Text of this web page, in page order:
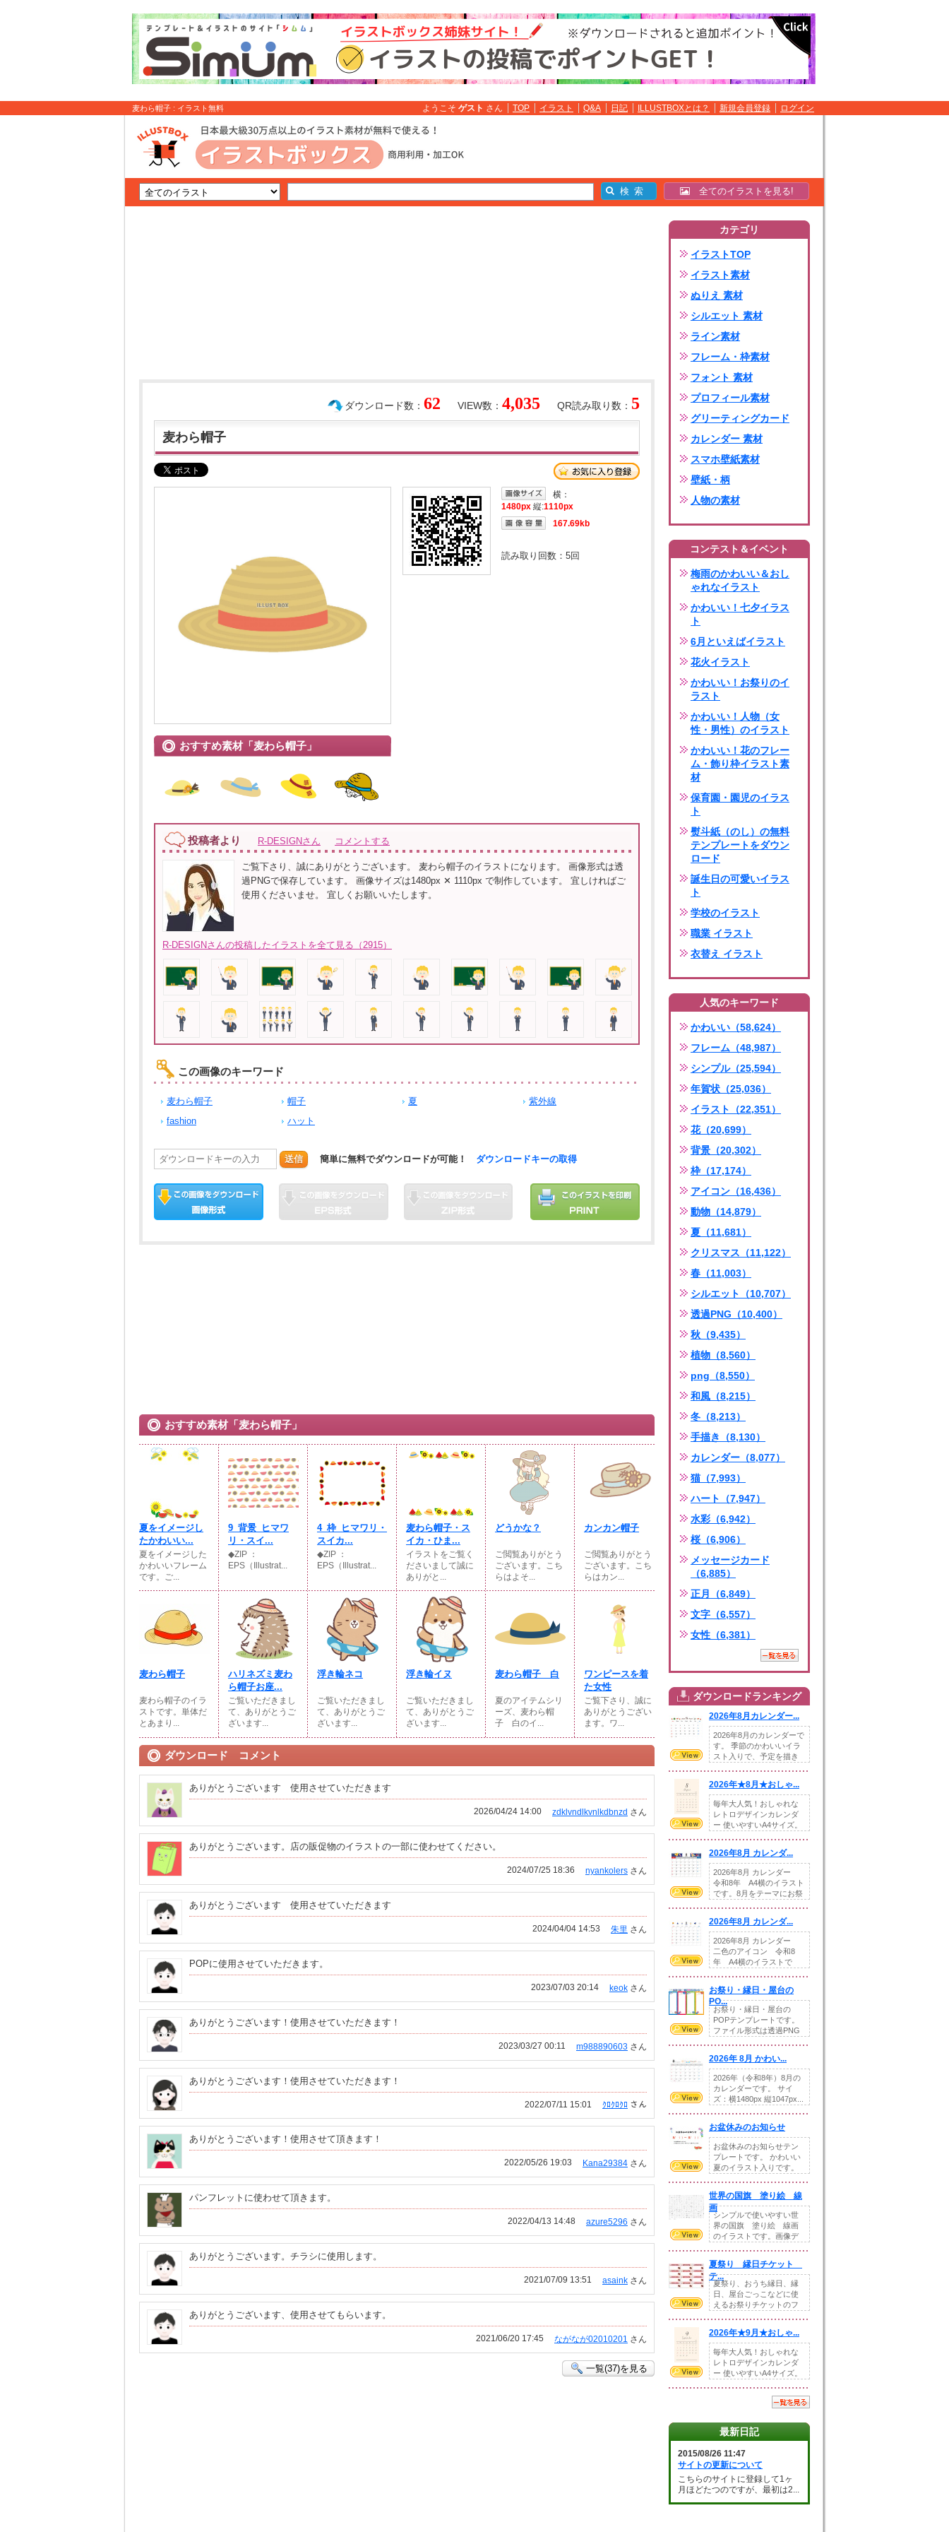
麦わら帽子 : イラスト無料 ようこそ ゲスト さん TOP イラスト Q&A 日記 ILLUSTBOXとは？ 新規会員登録 ログイン
全てのイラストを見る!
QR読み取り数： 5
VIEW数： 4,035
ダウンロード数： 62
麦わら帽子
おすすめ素材「麦わら帽子」
横：
1480px 縦:1110px
167.69kb
読み取り回数： 5回
投稿者より R-DESIGNさん コメントする
ご覧下さり、誠にありがとうございます。 麦わら帽子のイラストになります。 画像形式は透
過PNGで保存しています。 画像サイズは1480px ✕ 1110px で制作しています。 宜しければご
使用くださいませ。 宜しくお願いいたします。
R-DESIGNさんの投稿したイラストを全て見る（2915）
この画像のキーワード
麦わら帽子 帽子 夏
紫外線
fashion
ハット
送信 簡単に無料でダウンロードが可能！ ダウンロードキーの取得
おすすめ素材「麦わら帽子」
夏をイメージし
たかわいい...
夏をイメージした
かわいいフレーム
です。ご...
9_背景_ヒマワ
リ・スイ...
◆ZIP ：
EPS（Illustrat...
4_枠_ヒマワリ・
スイカ...
◆ZIP ：
EPS（Illustrat...
麦わら帽子・ス
イカ・ひま...
イラストをご覧く
ださいまして誠に
ありがと...
どうかな？
ご閲覧ありがとう
ございます。こち
らはよそ...
カンカン帽子
ご閲覧ありがとう
ございます。こち
らはカン...
麦わら帽子
麦わら帽子のイラ
ストです。単体だ
とあまり...
ハリネズミ麦わ
ら帽子お座...
ご覧いただきまし
て、ありがとうご
ざいます...
浮き輪ネコ
ご覧いただきまし
て、ありがとうご
ざいます...
浮き輪イヌ
ご覧いただきまし
て、ありがとうご
ざいます...
麦わら帽子 白
夏のアイテムシリ
ーズ、麦わら帽
子 白のイ...
ワンピースを着
た女性
ご覧下さり、誠に
ありがとうござい
ます。ワ...
ダウンロード コメント
ありがとうございます 使用させていただきます
zdklvndlkvnlkdbnzd さん
2026/04/24 14:00
ありがとうございます。店の販促物のイラストの一部に使わせてください。
nyankolers さん
2024/07/25 18:36
ありがとうございます 使用させていただきます
朱里 さん
2024/04/04 14:53
POPに使用させていただきます。
keok さん
2023/07/03 20:14
ありがとうございます！使用させていただきます！
m988890603 さん
2023/03/27 00:11
ありがとうございます！使用させていただきます！
ｸﾛｸﾛｸﾛ さん
2022/07/11 15:01
ありがとうございます！使用させて頂きます！
Kana29384 さん
2022/05/26 19:03
パンフレットに使わせて頂きます。
azure5296 さん
2022/04/13 14:48
ありがとうございます。チラシに使用します。
asaink さん
2021/07/09 13:51
ありがとうございます、使用させてもらいます。
ながなが02010201 さん
2021/06/20 17:45
一覧(37)を見る
カテゴリ
イラストTOP
イラスト素材
ぬりえ 素材
シルエット 素材
ライン素材
フレーム・枠素材
フォント 素材
プロフィール素材
グリーティングカード
カレンダー 素材
スマホ壁紙素材
壁紙・柄
人物の素材
コンテスト＆イベント
梅雨のかわいい＆おし
ゃれなイラスト
かわいい！七夕イラス
ト
6月といえばイラスト
花火イラスト
かわいい！お祭りのイ
ラスト
かわいい！人物（女
性・男性）のイラスト
かわいい！花のフレー
ム・飾り枠イラスト素
材
保育園・園児のイラス
ト
熨斗紙（のし）の無料
テンプレートをダウン
ロード
誕生日の可愛いイラス
ト
学校のイラスト
職業 イラスト
衣替え イラスト
人気のキーワード
かわいい（58,624）
フレーム（48,987）
シンプル（25,594）
年賀状（25,036）
イラスト（22,351）
花（20,699）
背景（20,302）
枠（17,174）
アイコン（16,436）
動物（14,879）
夏（11,681）
クリスマス（11,122）
春（11,003）
シルエット（10,707）
透過PNG（10,400）
秋（9,435）
植物（8,560）
png（8,550）
和風（8,215）
冬（8,213）
手描き（8,130）
カレンダー（8,077）
猫（7,993）
ハート（7,947）
水彩（6,942）
桜（6,906）
メッセージカード
（6,885）
正月（6,849）
文字（6,557）
女性（6,381）
ダウンロードランキング
2026年8月カレンダー...
2026年8月のカレンダーで
す。 季節のかわいいイラ
スト入りで、予定を描き
2026年★8月★おしゃ...
毎年大人気！おしゃれな
レトロデザインカレンダ
ー 使いやすいA4サイズ。
2026年8月 カレンダ...
2026年8月 カレンダー
令和8年 A4横のイラスト
です。8月をテーマにお祭
2026年8月 カレンダ...
2026年8月 カレンダー
二色のアイコン 令和8
年 A4横のイラストで
お祭り・縁日・屋台の
PO...
お祭り・縁日・屋台の
POPテンプレートです。
ファイル形式は透過PNG
2026年 8月 かわい...
2026年（令和8年）8月の
カレンダーです。 サイ
ズ：横1480px 縦1047px...
お盆休みのお知らせ
お盆休みのお知らせテン
プレートです。 かわいい
夏のイラスト入りです。
世界の国旗 塗り絵 線
画
シンプルで使いやすい世
界の国旗 塗り絵 線画
のイラストです。画像デ
夏祭り 縁日チケット
テ...
夏祭り、おうち縁日、縁
日、屋台ごっこなどに使
えるお祭りチケットのフ
2026年★9月★おしゃ...
毎年大人気！おしゃれな
レトロデザインカレンダ
ー 使いやすいA4サイズ。
最新日記
2015/08/26 11:47
サイトの更新について
こちらのサイトに登録して1ヶ
月ほどたつのですが、最初は2...